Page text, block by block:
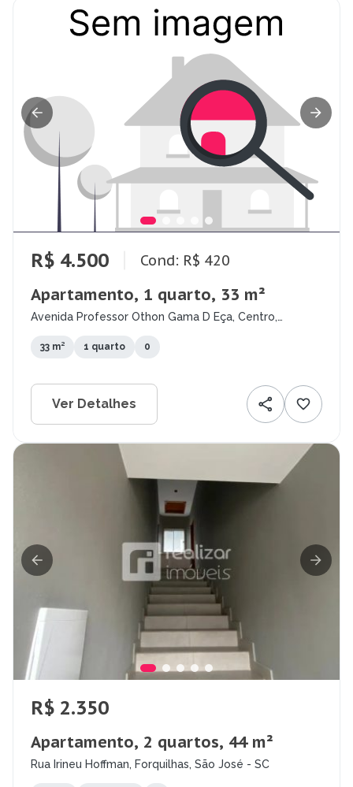
R$ 4.500 Cond: R$ 420
Apartamento, 1 quarto, 33 m²
Avenida Professor Othon Gama D Eça, Centro,
33 m² 1 quarto 0
Ver Detalhes
R$ 2.350
Apartamento, 2 quartos, 44 m²
Rua Irineu Hoffman, Forquilhas, São José - SC